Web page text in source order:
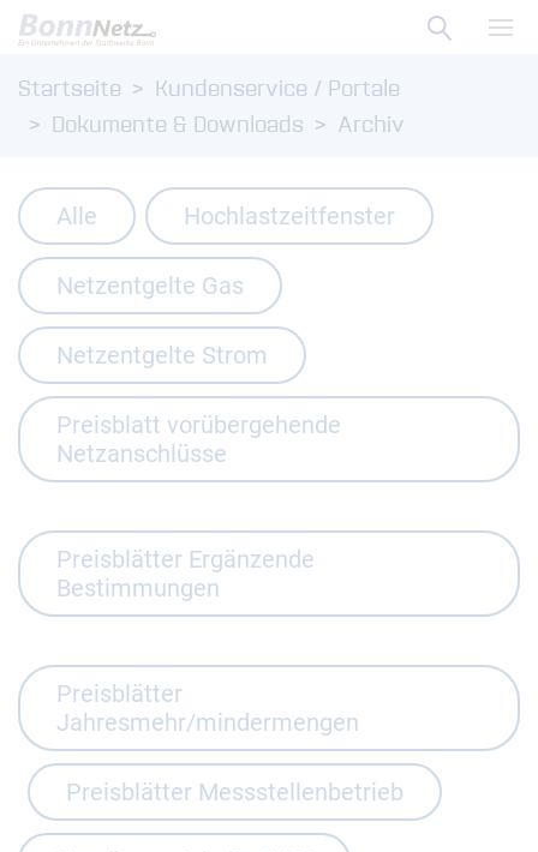
Zum Menü
Zum Inhalt
Suche
Startseite
Kundenservice / Portale
Dokumente & Downloads
Archiv
Alle Hochlastzeitfenster
Netzentgelte Gas
Netzentgelte Strom
Preisblatt vorübergehende
Netzanschlüsse
Preisblätter Ergänzende
Bestimmungen
Preisblätter
Jahresmehr/mindermengen
Preisblätter Messstellenbetrieb